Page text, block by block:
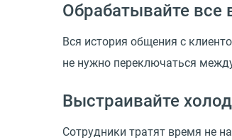
Обрабатывайте
Вся история общения с
не нужно переключаться
Выстраивайте
Сотрудники тратят время не